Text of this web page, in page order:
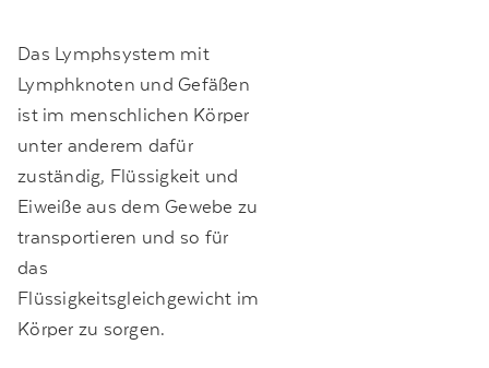
Das Lymphsystem mit
Lymphknoten und Gefäßen
ist im menschlichen Körper
unter anderem dafür
zuständig, Flüssigkeit und
Eiweiße aus dem Gewebe zu
transportieren und so für
das
Flüssigkeitsgleichgewicht im
Körper zu sorgen.